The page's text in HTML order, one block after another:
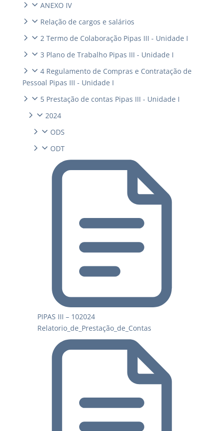
ANEXO IV
Relação de cargos e salários
2 Termo de Colaboração Pipas III - Unidade I
3 Plano de Trabalho Pipas III - Unidade I
4 Regulamento de Compras e Contratação de
Pessoal Pipas III - Unidade I
5 Prestação de contas Pipas III - Unidade I
2024
ODS
ODT
PIPAS III – 102024
Relatorio_de_Prestação_de_Contas